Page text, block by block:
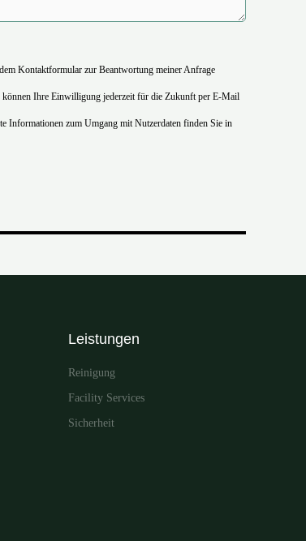
Kontaktformular zur Beantwortung meiner Anfrage
können Ihre Einwilligung jederzeit für die Zukunft per E-Mail
Informationen zum Umgang mit Nutzerdaten finden Sie in
Leistungen
Reinigung
Facility Services
Sicherheit